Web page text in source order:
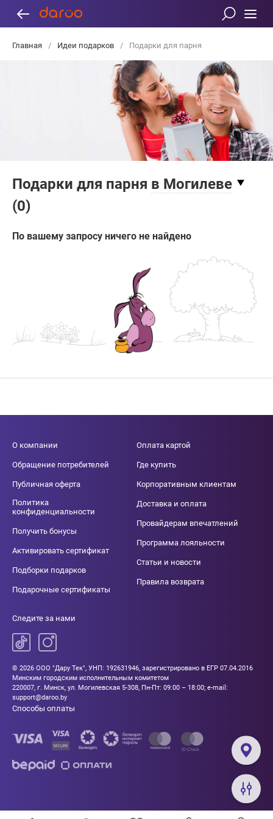
Главная / Идеи подарков / Подарки для парня
Подарки для парня в Могилеве
(0)
По вашему запросу ничего не найдено
О компании
Обращение потребителей
Публичная оферта
Политика
конфиденциальности
Получить бонусы
Активировать сертификат
Подборки подарков
Подарочные сертификаты
Оплата картой
Где купить
Корпоративным клиентам
Доставка и оплата
Провайдерам впечатлений
Программа лояльности
Статьи и новости
Правила возврата
Следите за нами
© 2026 ООО "Дару Тек", УНП: 192631946, зарегистрировано в ЕГР 07.04.2016
Минским городским исполнительным комитетом
220007, г. Минск, ул. Могилевская 5-308, Пн-Пт: 09:00 – 18:00; e-mail:
support@daroo.by
Способы оплаты